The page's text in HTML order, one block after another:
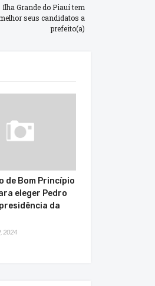
Grande do Piauí tem
seus candidatos a
prefeito(a)
de Bom Princípio
eleger Pedro
da
2024